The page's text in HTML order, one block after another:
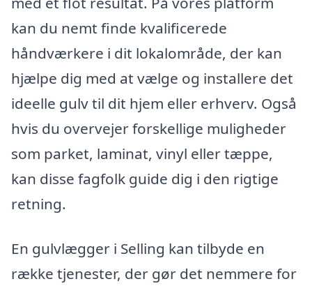
kan du nemt finde kvalificerede
håndværkere i dit lokalområde, der kan
hjælpe dig med at vælge og installere det
ideelle gulv til dit hjem eller erhverv. Også
hvis du overvejer forskellige muligheder
som parket, laminat, vinyl eller tæppe,
kan disse fagfolk guide dig i den rigtige
retning.
En gulvlægger i Selling kan tilbyde en
række tjenester, der gør det nemmere for